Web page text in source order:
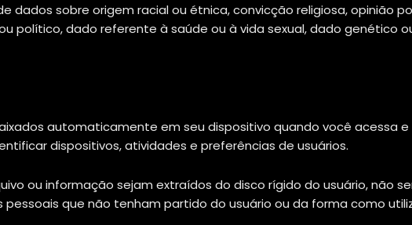
dados sobre origem racial ou étnica, convicção religiosa, opinião
político, dado referente à saúde ou à vida sexual, dado genético
automaticamente em seu dispositivo quando você acessa e
dispositivos, atividades e preferências de usuários.
ou informação sejam extraídos do disco rígido do usuário, não
que não tenham partido do usuário ou da forma como